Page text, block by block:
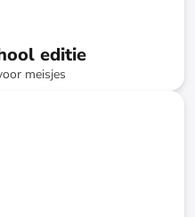
editie
meisjes